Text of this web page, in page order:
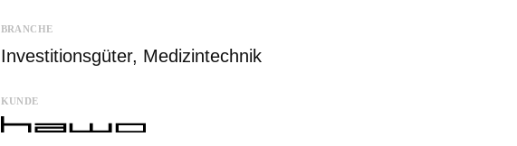
BRANCHE
Investitionsgüter, Medizintechnik
KUNDE